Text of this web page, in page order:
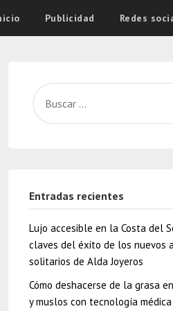
Publicidad Redes
Entradas recientes
Lujo accesible en la Costa del
claves del éxito de los nuevos
solitarios de Alda Joyeros
Cómo deshacerse de la grasa
y muslos con tecnología